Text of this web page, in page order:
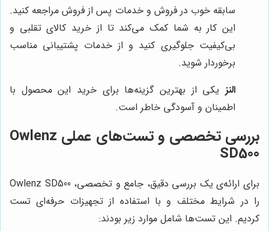
سابقه خوب در فروش و خدمات پس از فروش مراجعه کنید.
این کار به شما کمک می‌کند تا از خرید کالای تقلبی و
بی‌کیفیت جلوگیری کنید و از خدمات پشتیبانی مناسب
برخوردار شوید.
النز یکی از بهترین گزینه‌ها برای خرید این محصول با
اطمینان و آسودگی خاطر است.
بررسی تخصصی و تست‌های عملی Owlenz
SD500
برای ارائه‌ی یک بررسی دقیق، جامع و تخصصی، Owlenz SD500
را در شرایط مختلف و با استفاده از تجهیزات حرفه‌ای تست
کردیم. این تست‌ها شامل موارد زیر بودند: